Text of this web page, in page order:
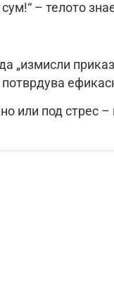
– телото
„измисли
или под стрес